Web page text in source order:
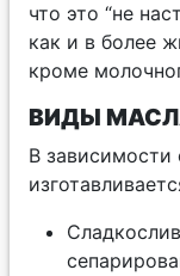
что это “не
как и в более
кроме
ВИДЫ
В зависимости